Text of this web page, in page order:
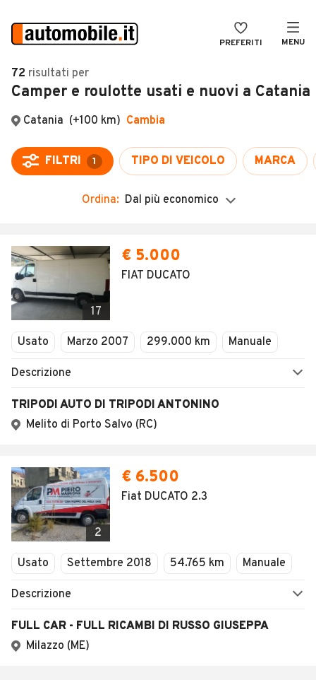
PREFERITI MENU
Auto
Auto usate
Auto Km 0
Auto Nuove
Noleggio a lungo termine
Moto
Camper
Veicoli Commerciali
Concessionari
VENDI
MAGAZINE
ACCEDI
72 risultati per
Camper e roulotte usati e nuovi a Catania
Ordina: Dal più economico
17
€ 5.000
FIAT DUCATO
Usato Marzo 2007 299.000 km Manuale
Descrizione
TRIPODI AUTO DI TRIPODI ANTONINO
Melito di Porto Salvo (RC)
2
€ 6.500
Fiat DUCATO 2.3
Usato Settembre 2018 54.765 km Manuale
Descrizione
FULL CAR - FULL RICAMBI DI RUSSO GIUSEPPA
Milazzo (ME)